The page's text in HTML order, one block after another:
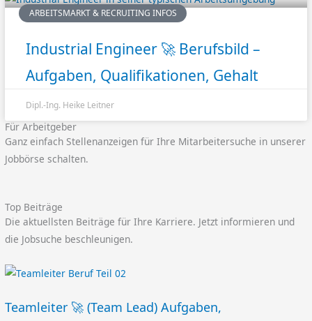
ARBEITSMARKT & RECRUITING INFOS
Industrial Engineer 🚀 Berufsbild –
Aufgaben, Qualifikationen, Gehalt
Dipl.-Ing. Heike Leitner
Für Arbeitgeber
Ganz einfach Stellenanzeigen für Ihre Mitarbeitersuche in unserer
Jobbörse schalten.
Top Beiträge
Die aktuellsten Beiträge für Ihre Karriere. Jetzt informieren und
die Jobsuche beschleunigen.
Teamleiter 🚀 (Team Lead) Aufgaben,